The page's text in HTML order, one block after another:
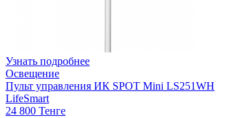
Узнать подробнее
Освещение
Пульт управления ИК SPOT Mini LS251WH
LifeSmart
24 800 Тенге